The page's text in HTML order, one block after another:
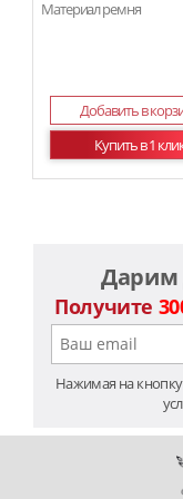
Материал ремня
Добавить в
Купить в 1
Дарим
Получите
Нажимая на